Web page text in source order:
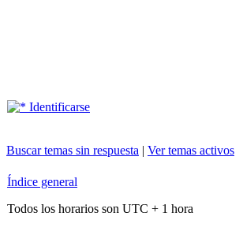
Identificarse
Buscar temas sin respuesta | Ver temas activos
Índice general
Todos los horarios son UTC + 1 hora